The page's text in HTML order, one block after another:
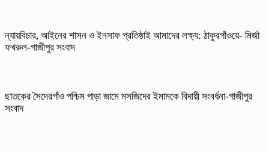
ন্যায়বিচার, আইনের শাসন ও ইনসাফ প্রতিষ্ঠাই আমাদের লক্ষ্য: ঠাকুরগাঁওয়ে- মির্জা
ফখরুল-গাজীপুর সংবাদ
ছাতকের সৈদেরগাঁও পশ্চিম পাড়া জামে মসজিদের ইমামকে বিদায়ী সংবর্ধনা-গাজীপুর
সংবাদ